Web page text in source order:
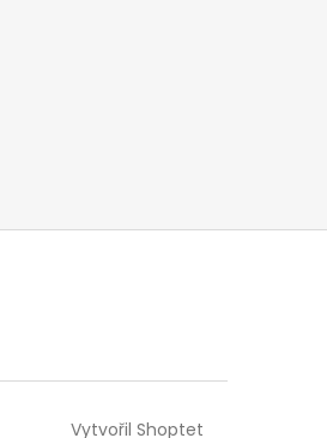
Vytvořil Shoptet